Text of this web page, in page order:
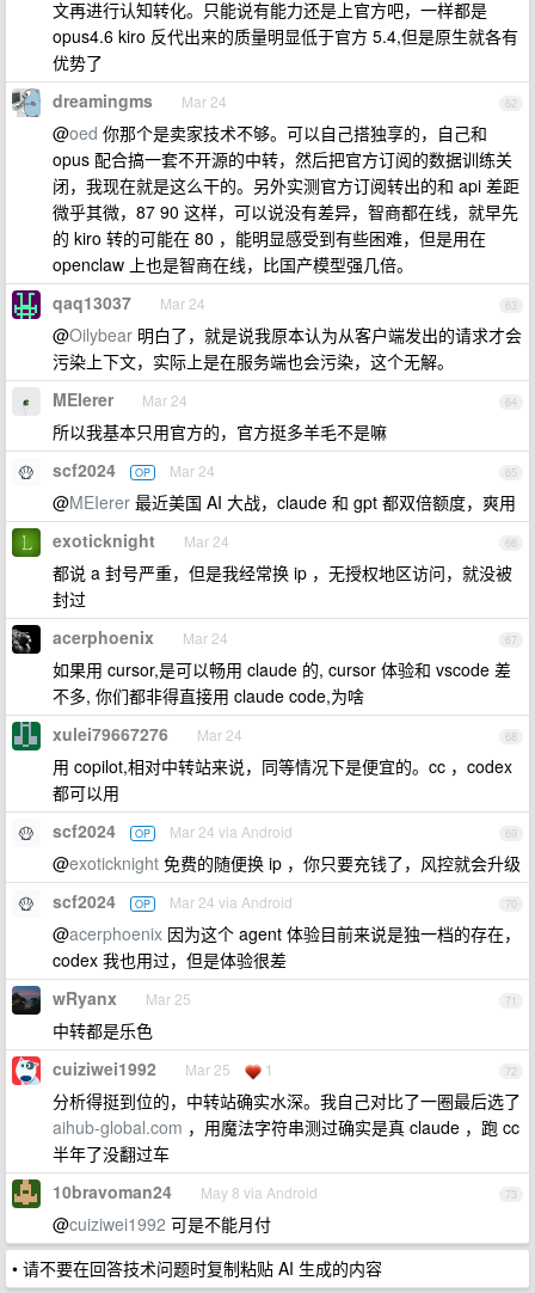
文再进行认知转化。只能说有能力还是上官方吧，一样都是
opus4.6 kiro 反代出来的质量明显低于官方 5.4,但是原生就各有
优势了
62
dreamingms Mar 24
@oed 你那个是卖家技术不够。可以自己搭独享的，自己和
opus 配合搞一套不开源的中转，然后把官方订阅的数据训练关
闭，我现在就是这么干的。另外实测官方订阅转出的和 api 差距
微乎其微，87 90 这样，可以说没有差异，智商都在线，就早先
的 kiro 转的可能在 80 ，能明显感受到有些困难，但是用在
openclaw 上也是智商在线，比国产模型强几倍。
63
qaq13037 Mar 24
@Oilybear 明白了，就是说我原本认为从客户端发出的请求才会
污染上下文，实际上是在服务端也会污染，这个无解。
64
MEIerer Mar 24
所以我基本只用官方的，官方挺多羊毛不是嘛
65
scf2024 OP Mar 24
@MEIerer 最近美国 AI 大战，claude 和 gpt 都双倍额度，爽用
66
exoticknight Mar 24
都说 a 封号严重，但是我经常换 ip ，无授权地区访问，就没被
封过
67
acerphoenix Mar 24
如果用 cursor,是可以畅用 claude 的, cursor 体验和 vscode 差
不多, 你们都非得直接用 claude code,为啥
68
xulei79667276 Mar 24
用 copilot,相对中转站来说，同等情况下是便宜的。cc ，codex
都可以用
69
scf2024 OP Mar 24 via Android
@exoticknight 免费的随便换 ip ，你只要充钱了，风控就会升级
70
scf2024 OP Mar 24 via Android
@acerphoenix 因为这个 agent 体验目前来说是独一档的存在，
codex 我也用过，但是体验很差
71
wRyanx Mar 25
中转都是乐色
72
cuiziwei1992 Mar 25 1
分析得挺到位的，中转站确实水深。我自己对比了一圈最后选了
aihub-global.com ，用魔法字符串测过确实是真 claude ，跑 cc
半年了没翻过车
73
10bravoman24 May 8 via Android
@cuiziwei1992 可是不能月付
• 请不要在回答技术问题时复制粘贴 AI 生成的内容